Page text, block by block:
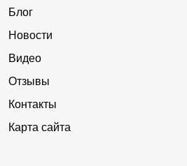
Блог
Новости
Видео
Отзывы
Контакты
Карта сайта